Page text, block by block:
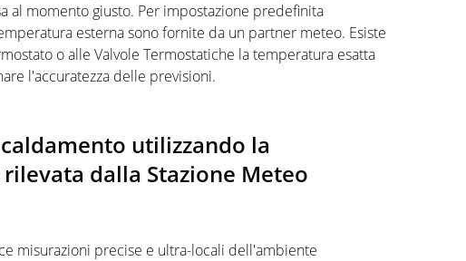
al momento giusto. Per impostazione predefinita
esterna sono fornite da un partner meteo. Esiste
o alle Valvole Termostatiche la temperatura esatta
l'accuratezza delle previsioni.
utilizzando la
dalla Stazione Meteo
misurazioni precise e ultra-locali dell'ambiente